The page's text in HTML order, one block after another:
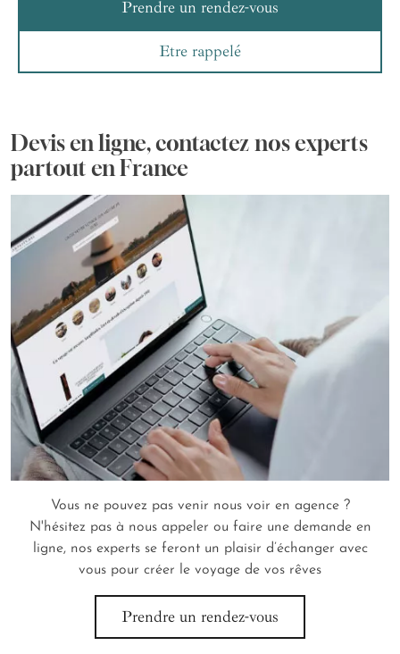
Prendre un rendez-vous
Etre rappelé
Devis en ligne, contactez nos experts
partout en France
Vous ne pouvez pas venir nous voir en agence ?
N'hésitez pas à nous appeler ou faire une demande en
ligne, nos experts se feront un plaisir d’échanger avec
vous pour créer le voyage de vos rêves
Prendre un rendez-vous